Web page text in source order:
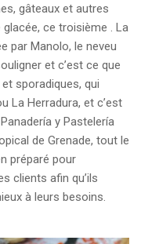
gâteaux et autres
ce troisième . La
par Manolo, le neveu
et c’est ce que
sporadiques, qui
La Herradura, et c’est
y Pastelería
de Grenade, tout le
préparé pour
clients afin qu’ils
à leurs besoins.